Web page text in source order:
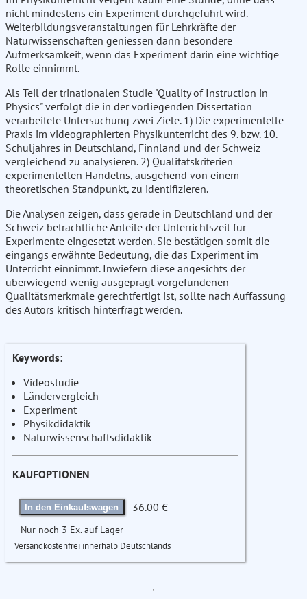
nicht mindestens ein Experiment durchgeführt wird.
Weiterbildungsveranstaltungen für Lehrkräfte der
Naturwissenschaften geniessen dann besondere
Aufmerksamkeit, wenn das Experiment darin eine wichtige
Rolle einnimmt.
Als Teil der trinationalen Studie "Quality of Instruction in
Physics" verfolgt die in der vorliegenden Dissertation
verarbeitete Untersuchung zwei Ziele. 1) Die experimentelle
Praxis im videographierten Physikunterricht des 9. bzw. 10.
Schuljahres in Deutschland, Finnland und der Schweiz
vergleichend zu analysieren. 2) Qualitätskriterien
experimentellen Handelns, ausgehend von einem
theoretischen Standpunkt, zu identifizieren.
Die Analysen zeigen, dass gerade in Deutschland und der
Schweiz beträchtliche Anteile der Unterrichtszeit für
Experimente eingesetzt werden. Sie bestätigen somit die
eingangs erwähnte Bedeutung, die das Experiment im
Unterricht einnimmt. Inwiefern diese angesichts der
überwiegend wenig ausgeprägt vorgefundenen
Qualitätsmerkmale gerechtfertigt ist, sollte nach Auffassung
des Autors kritisch hinterfragt werden.
Keywords:
Videostudie
Ländervergleich
Experiment
Physikdidaktik
Naturwissenschaftsdidaktik
KAUFOPTIONEN
In den Einkaufswagen 36.00 €
Nur noch 3 Ex. auf Lager
Versandkostenfrei innerhalb Deutschlands